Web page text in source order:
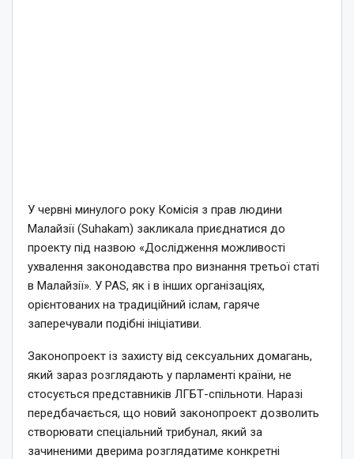
У червні минулого року Комісія з прав людини
Малайзії (Suhakam) закликала приєднатися до
проекту під назвою «Дослідження можливості
ухвалення законодавства про визнання третьої статі
в Малайзії». У PAS, як і в інших організаціях,
орієнтованих на традиційний іслам, гаряче
заперечували подібні ініціативи.
Законопроект із захисту від сексуальних домагань,
який зараз розглядають у парламенті країни, не
стосується представників ЛГБТ-спільноти. Наразі
передбачається, що новий законопроект дозволить
створювати спеціальний трибунал, який за
зачиненими дверима розглядатиме конкретні